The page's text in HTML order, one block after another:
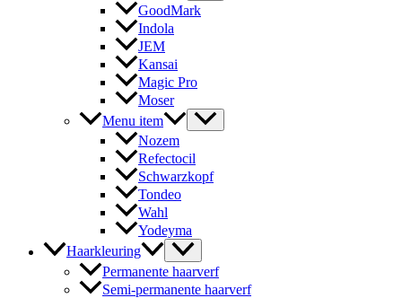
GoodMark
Indola
JEM
Kansai
Magic Pro
Moser
Menu item
Nozem
Refectocil
Schwarzkopf
Tondeo
Wahl
Yodeyma
Haarkleuring
Permanente haarverf
Semi-permanente haarverf